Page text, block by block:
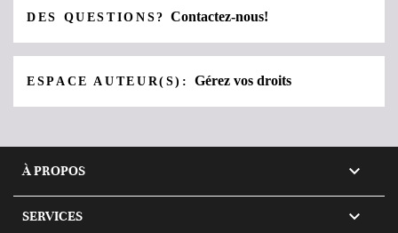
DES QUESTIONS?Contactez-nous!
ESPACE AUTEUR(S):Gérez vos droits
À PROPOS 
SERVICES 